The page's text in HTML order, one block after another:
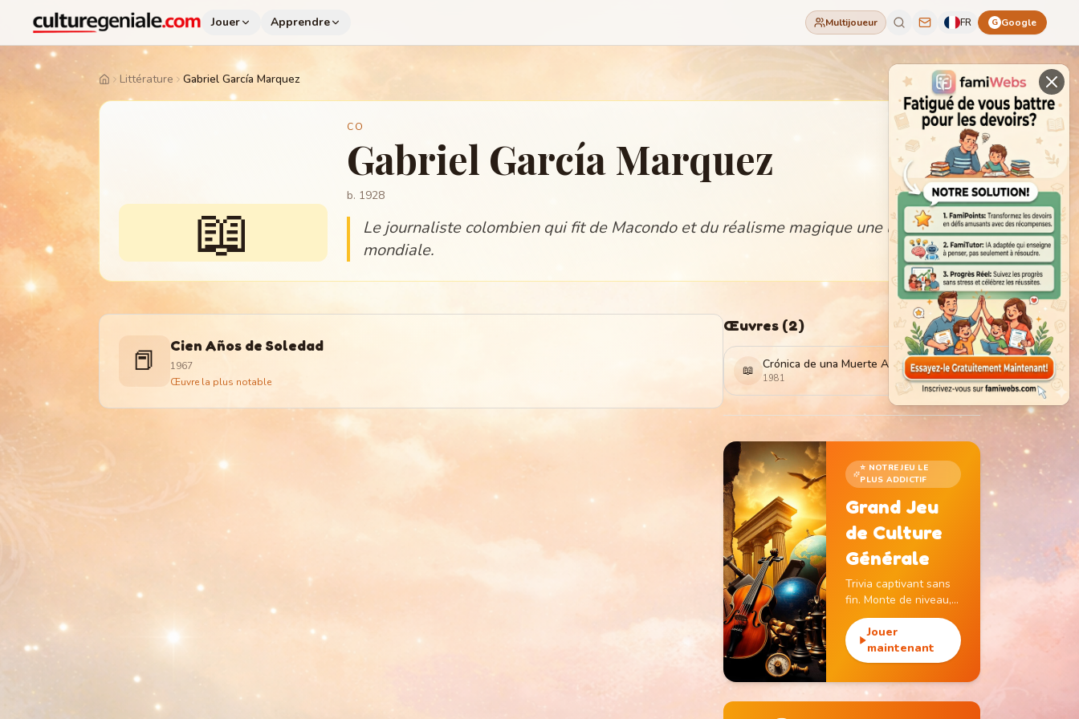
Jouer Apprendre Multijoueur FR G Google
HomeLittérature Gabriel García Marquez
📖
CO
Gabriel García Marquez
b. 1928
Le journaliste colombien qui fit de Macondo et du réalisme magique une littérature
mondiale.
📕 Cien Años de Soledad
1967
Œuvre la plus notable
Œuvres (2)
📖 Crónica de una Muerte Anunciada
1981
⭐ NOTRE JEU LE
PLUS ADDICTIF
Grand Jeu
de Culture
Générale
Trivia captivant sans
fin. Monte de niveau,
gagne des pièces et
débloque des
monuments
emblématiques.
Jouer
maintenant